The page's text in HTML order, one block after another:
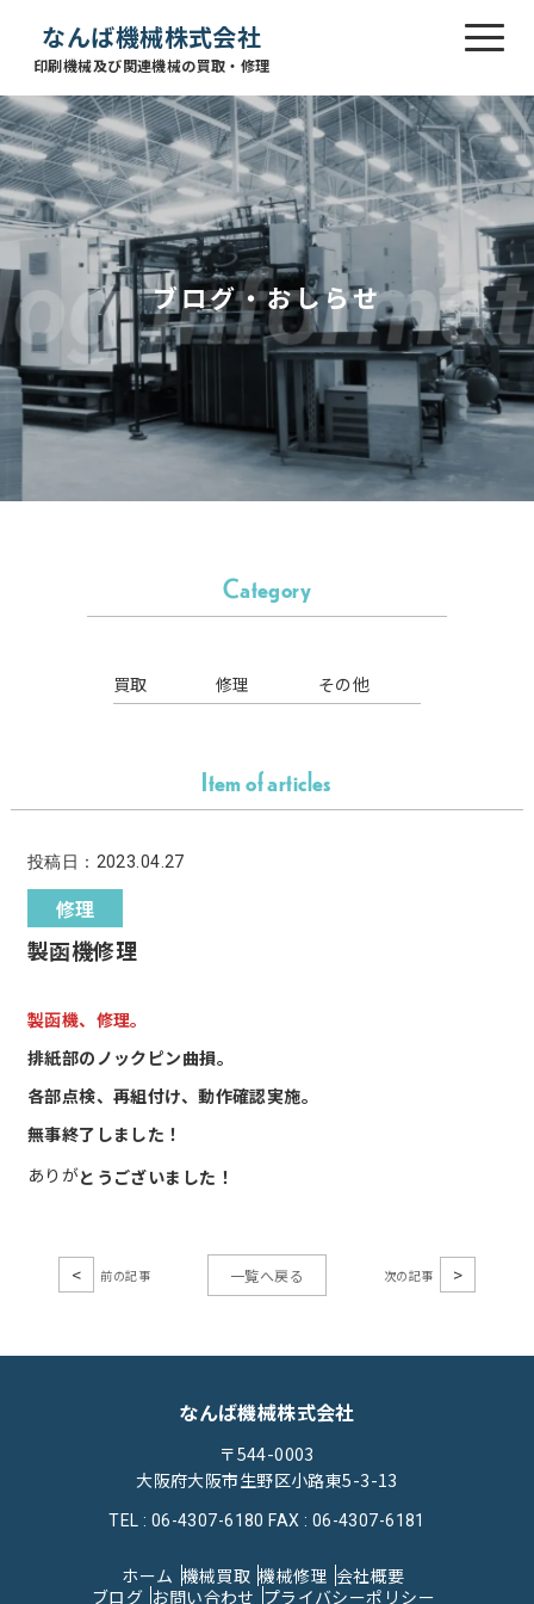
なんば機械株式会社
印刷機械及び関連機械の買取・修理
ブログ・おしらせ
Category
買取 修理 その他
Item of articles
投稿日：2023.04.27
修理
製函機修理
製函機、修理。
排紙部のノックピン曲損。
各部点検、再組付け、動作確認実施。
無事終了しました！
ありがとうございました！
< 一覧へ戻る >
なんば機械株式会社
〒544-0003
大阪府大阪市生野区小路東5-3-13
TEL : 06-4307-6180 FAX : 06-4307-6181
ホーム 機械買取 機械修理 会社概要
ブログ お問い合わせ プライバシーポリシー